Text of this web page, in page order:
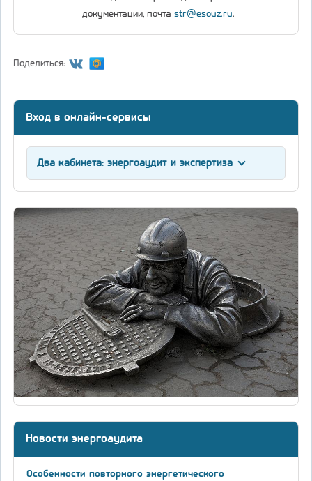
документации, почта str@esouz.ru.
Поделиться:
Вход в онлайн-сервисы
Два кабинета: энергоаудит и экспертиза
Новости энергоаудита
Особенности повторного энергетического